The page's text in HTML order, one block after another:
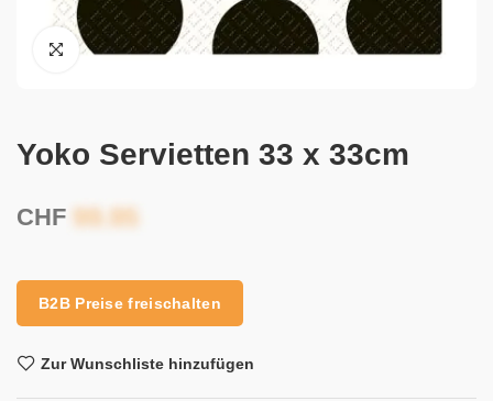
Yoko Servietten 33 x 33cm
CHF
B2B Preise freischalten
Zur Wunschliste hinzufügen